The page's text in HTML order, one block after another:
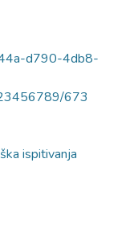
d790-4db8-
673
ispitivanja